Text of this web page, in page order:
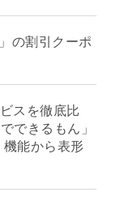
の割引クーポ
スを徹底比
できるもん」
機能から表形